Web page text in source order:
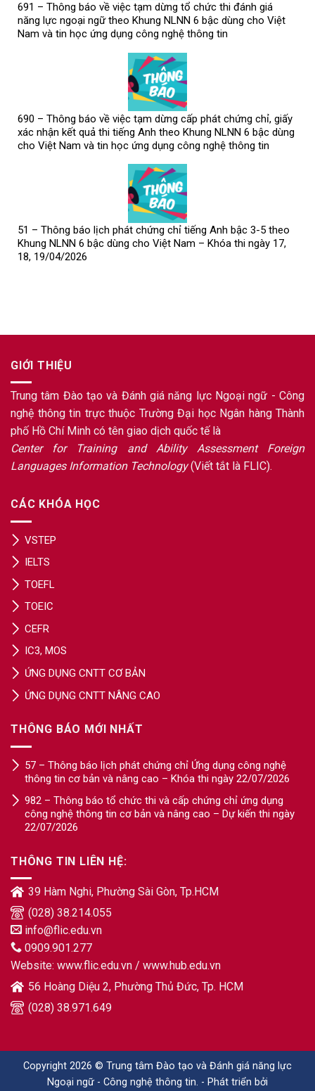
691 – Thông báo về việc tạm dừng tổ chức thi đánh giá
năng lực ngoại ngữ theo Khung NLNN 6 bậc dùng cho Việt
Nam và tin học ứng dụng công nghệ thông tin
690 – Thông báo về việc tạm dừng cấp phát chứng chỉ, giấy
xác nhận kết quả thi tiếng Anh theo Khung NLNN 6 bậc dùng
cho Việt Nam và tin học ứng dụng công nghệ thông tin
51 – Thông báo lịch phát chứng chỉ tiếng Anh bậc 3-5 theo
Khung NLNN 6 bậc dùng cho Việt Nam – Khóa thi ngày 17,
18, 19/04/2026
GIỚI THIỆU
Trung tâm Đào tạo và Đánh giá năng lực Ngoại ngữ - Công
nghệ thông tin trực thuộc Trường Đại học Ngân hàng Thành
phố Hồ Chí Minh có tên giao dịch quốc tế là
Center for Training and Ability Assessment Foreign
Languages Information Technology(Viết tắt là FLIC).
CÁC KHÓA HỌC
VSTEP
ỨNG DỤNG CNTT CƠ BẢN
ỨNG DỤNG CNTT NÂNG CAO
IC3, MOS
IELTS
TOEFL
TOEIC
CEFR
THÔNG BÁO MỚI NHẤT
57 – Thông báo lịch phát chứng chỉ Ứng dụng công nghệ
thông tin cơ bản và nâng cao – Khóa thi ngày 22/07/2026
982 – Thông báo tổ chức thi và cấp chứng chỉ ứng dụng
công nghệ thông tin cơ bản và nâng cao – Dự kiến thi ngày
22/07/2026
THÔNG TIN LIÊN HỆ:
39 Hàm Nghi, Phường Sài Gòn, Tp.HCM
(028) 38.214.055
info@flic.edu.vn
0909.901.277
Website: www.flic.edu.vn / www.hub.edu.vn
56 Hoàng Diệu 2, Phường Thủ Đức, Tp. HCM
(028) 38.971.649
Copyright 2026 © Trung tâm Đào tạo và Đánh giá năng lực
Ngoại ngữ - Công nghệ thông tin. - Phát triển bởi